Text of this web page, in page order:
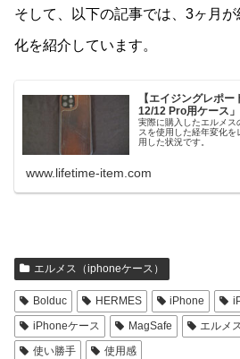
そして、以下の記事では、3ヶ月
化を紹介しています。
【エイジングレポ
12/12 Pro用ケース」
実際に購入したエルメ
スを使用した経年変化
用した状況です。
www.lifetime-item.com
エルメス（iphoneケース）
Bolduc HERMES iPhone
iPhoneケース
MagSafe エルメ
使い勝手
使用感